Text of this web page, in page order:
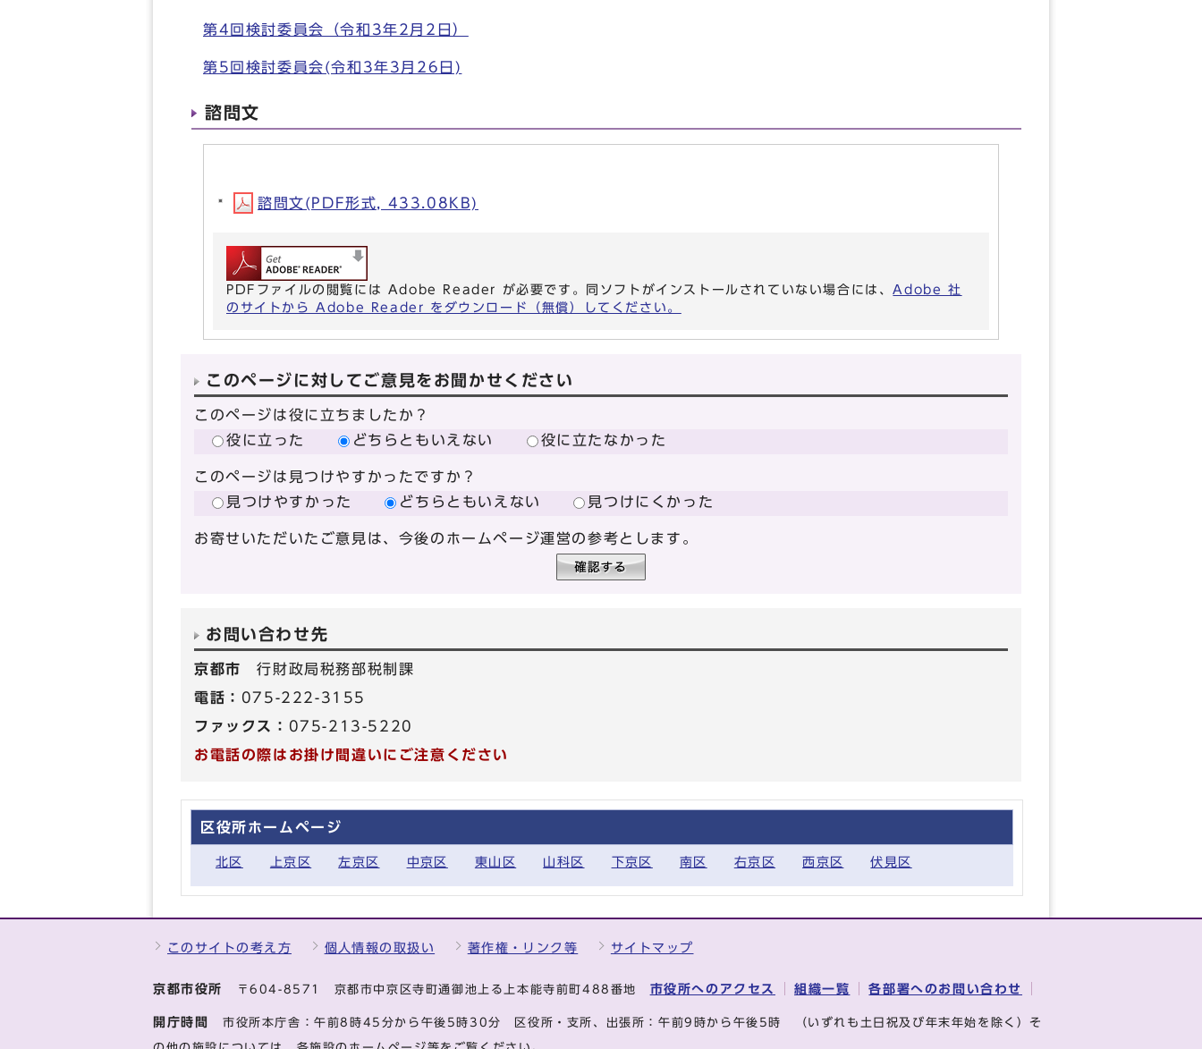
第4回検討委員会（令和3年2月2日）
第5回検討委員会(令和3年3月26日)
諮問文
諮問文(PDF形式, 433.08KB)
PDFファイルの閲覧には Adobe Reader が必要です。同ソフトがインストールされていない場合には、Adobe 社
のサイトから Adobe Reader をダウンロード（無償）してください。
このページに対してご意見をお聞かせください
このページは役に立ちましたか？
役に立った
どちらともいえない 役に立たなかった
このページは見つけやすかったですか？
見つけやすかった
どちらともいえない 見つけにくかった
お寄せいただいたご意見は、今後のホームページ運営の参考とします。
お問い合わせ先
京都市行財政局税務部税制課
電話： 075-222-3155
ファックス： 075-213-5220
お電話の際はお掛け間違いにご注意ください
区役所ホームページ
北区 上京区 左京区 中京区 東山区 山科区 下京区 南区 右京区 西京区 伏見区
このサイトの考え方 個人情報の取扱い 著作権・リンク等 サイトマップ
京都市役所 〒604-8571 京都市中京区寺町通御池上る上本能寺前町488番地 市役所へのアクセス 組織一覧 各部署へのお問い合わせ
開庁時間 市役所本庁舎：午前8時45分から午後5時30分 区役所・支所、出張所：午前9時から午後5時 （いずれも土日祝及び年末年始を除く）そ